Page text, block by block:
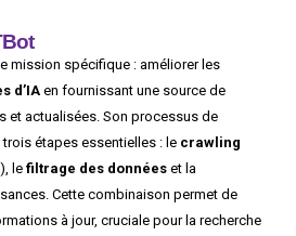
mission spécifique : améliorer les
d’IAen fournissant une source de
et actualisées. Son processus de
étapes essentielles : le crawling
le filtrage des données et la
Cette combinaison permet de
à jour, cruciale pour la recherche